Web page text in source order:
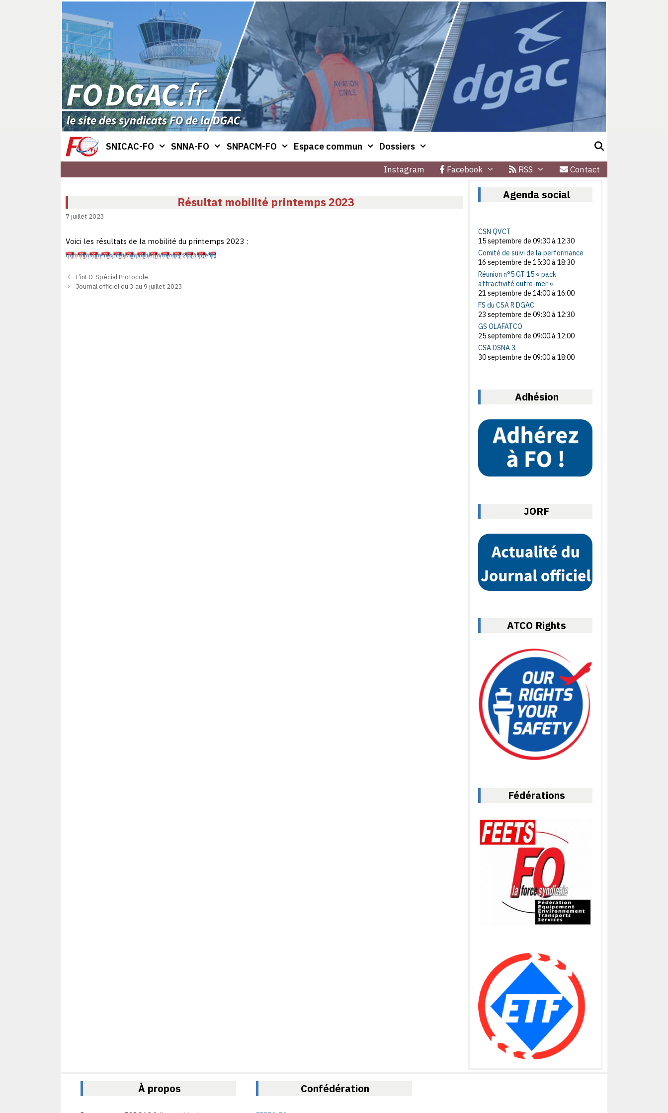
SNICAC-FO SNNA-FO SNPACM-FO Espace commun Dossiers
Instagram Facebook RSS Contact
Résultat mobilité printemps 2023
7 juillet 2023
Voici les résultats de la mobilité du printemps 2023 :
Communiqué résultats mobilité printemps 2023
L’inFO-Spécial Protocole
Journal officiel du 3 au 9 juillet 2023
Agenda social
CSN QVCT
15 septembre de 09:30à12:30
Comité de suivi de la performance
16 septembre de 15:30à18:30
Réunion n°5 GT 15 « pack
attractivité outre-mer »
21 septembre de 14:00à16:00
FS du CSA R DGAC
23 septembre de 09:30à12:30
GS OLAFATCO
25 septembre de 09:00à12:00
CSA DSNA 3
30 septembre de 09:00à18:00
Adhésion
JORF
ATCO Rights
Fédérations
À propos Confédération